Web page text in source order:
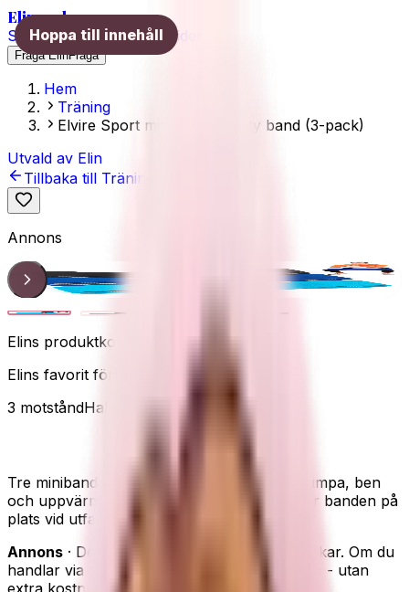
Hoppa till innehåll
Elins val
SkönhetHälsa TräningGuider
Fråga ElinFråga
Hem
Träning
Elvire Sport miniband / booty band (3-pack)
Utvald av Elin
Tillbaka till Träning
Annons
Miniband
1/ 4
Elins produktkoll
Elins favorit för rumpträning
3 motståndHalkfria
Elvire Sport miniband – tre halkfria motstånd
Tre miniband i tyg med olika motstånd för rumpa, ben
och uppvärmning. Den halkfria insidan håller banden på
plats vid utfall, sidosteg och höftlyft.
Annons · Den här sidan innehåller reklamlänkar. Om du
handlar via våra länkar kan vi få en provision - utan